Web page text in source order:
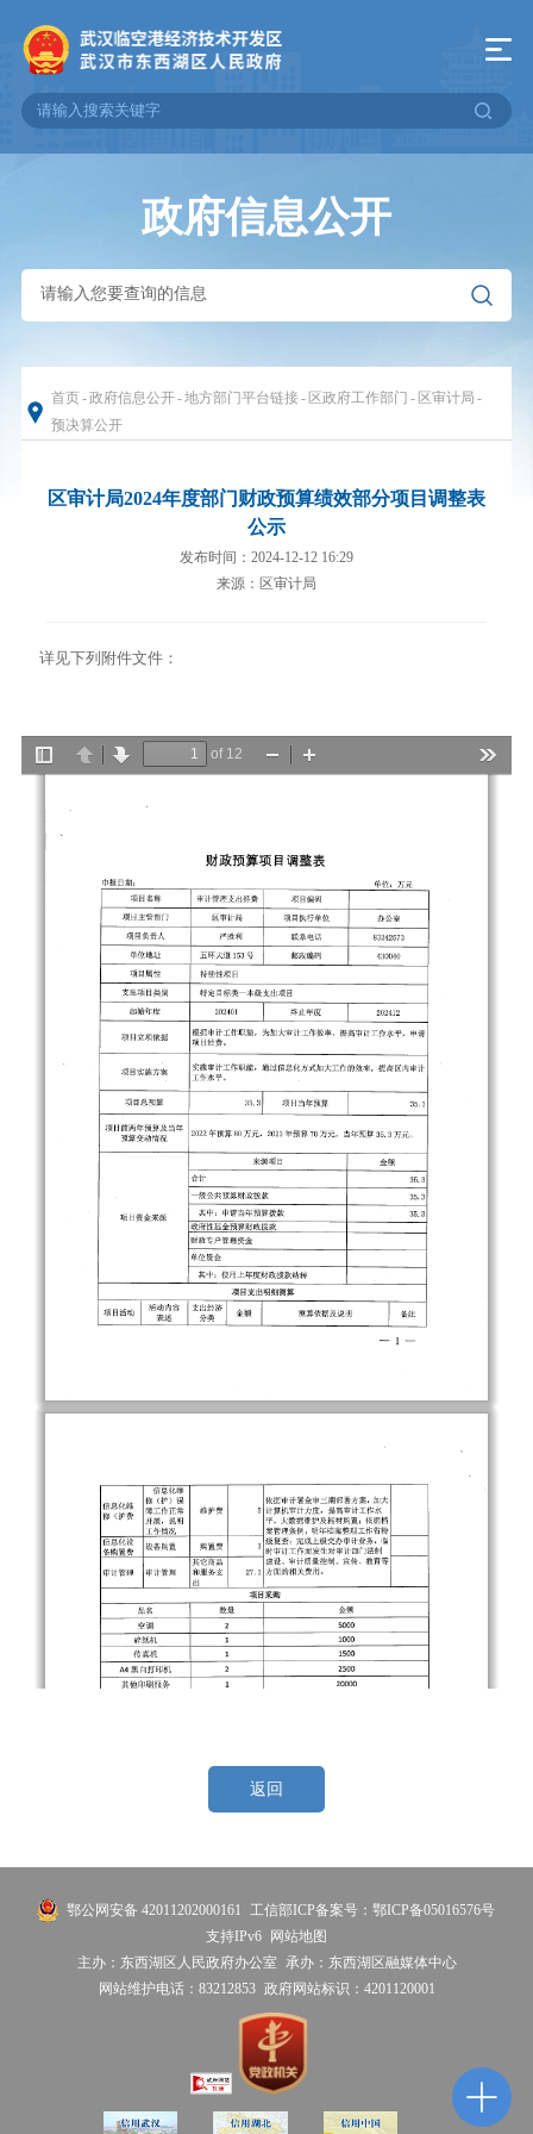
政府信息公开
首页-政府信息公开-地方部门平台链接- 区政府工作部门 - 区审计局 -
预决算公开
区审计局2024年度部门财政预算绩效部分项目调整表
公示
发布时间：2024-12-12 16:29
来源：区审计局
详见下列附件文件：
返回
鄂公网安备 42011202000161
工信部ICP备案号：鄂ICP备05016576号
支持IPv6 网站地图
主办：东西湖区人民政府办公室
承办：东西湖区融媒体中心
网站维护电话：83212853 政府网站标识：4201120001